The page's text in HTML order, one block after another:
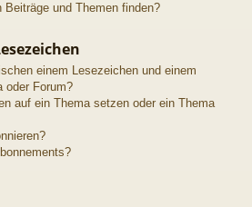
und Themen finden?
einem Lesezeichen und einem
oder Forum?
auf ein Thema setzen oder ein Thema